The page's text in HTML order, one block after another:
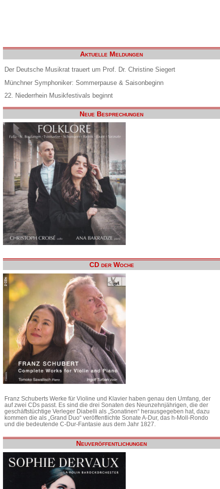
Aktuelle Meldungen
Der Deutsche Musikrat trauert um Prof. Dr. Christine Siegert
Münchner Symphoniker: Sommerpause & Saisonbeginn
22. Niederrhein Musikfestivals beginnt
Neue Besprechungen
CD der Woche
Franz Schuberts Werke für Violine und Klavier haben genau den Umfang, der
auf zwei CDs passt. Es sind die drei Sonaten des Neunzehnjährigen, die der
geschäftstüchtige Verleger Diabelli als „Sonatinen“ herausgegeben hat, dazu
kommen die als „Grand Duo“ veröffentlichte Sonate A-Dur, das h-Moll-Rondo
und die bedeutende C-Dur-Fantasie aus dem Jahr 1827.
Neuveröffentlichungen